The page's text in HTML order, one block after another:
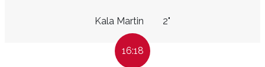
Kala Martin 2"
16:18